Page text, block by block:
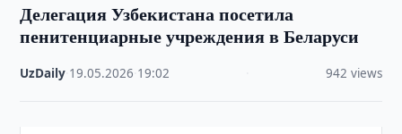
Делегация Узбекистана посетила
пенитенциарные учреждения в Беларуси
UzDaily 19.05.2026 19:02 942 views